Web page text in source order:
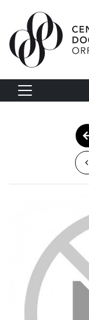
Vés al contingut
Navegació